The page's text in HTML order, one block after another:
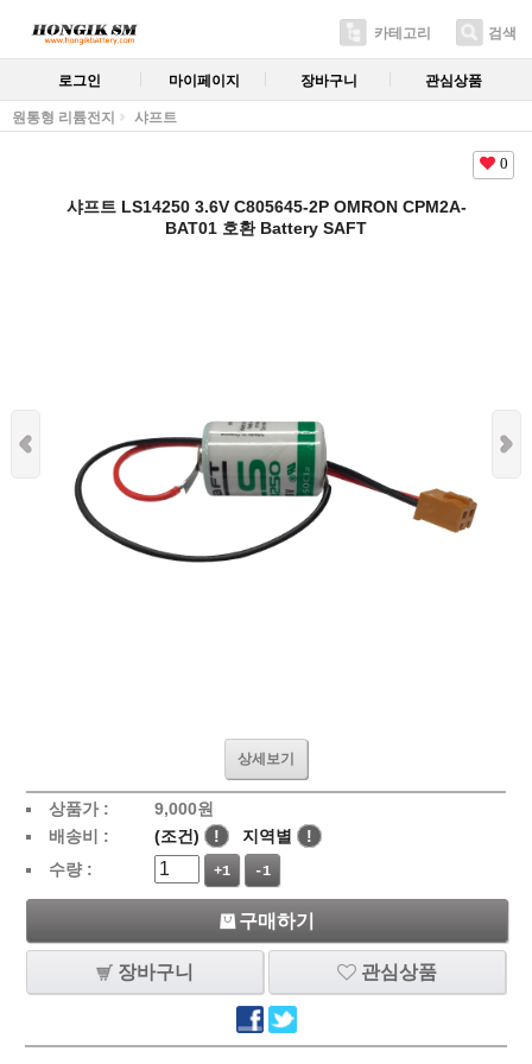
카테고리 검색
로그인 마이페이지 장바구니 관심상품
원통형 리튬전지 샤프트
0
샤프트 LS14250 3.6V C805645-2P OMRON CPM2A-
BAT01 호환 Battery SAFT
상세보기
상품가 : 9,000원
배송비 :
(조건) ! 지역별
!
수량 :
+1 -1
구매하기
장바구니 관심상품